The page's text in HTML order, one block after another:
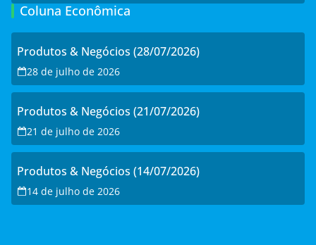
Coluna Econômica
Produtos & Negócios (28/07/2026)
28 de julho de 2026
Produtos & Negócios (21/07/2026)
21 de julho de 2026
Produtos & Negócios (14/07/2026)
14 de julho de 2026